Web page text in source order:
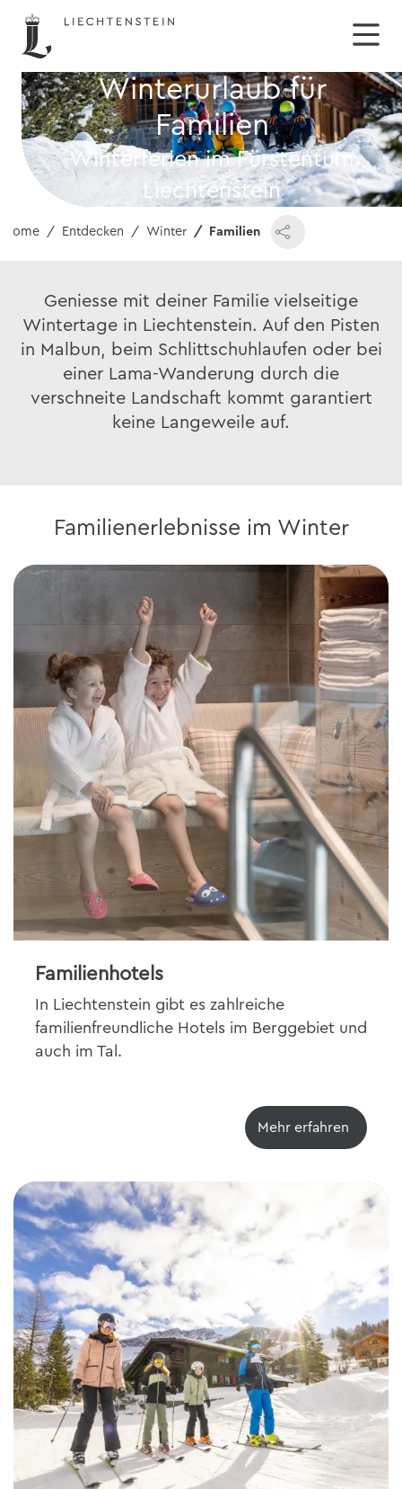
Winterferien im Fürstentum
Liechtenstein
Winterurlaub für
Familien
Home Entdecken Winter Familien
Geniesse mit deiner Familie vielseitige
Wintertage in Liechtenstein. Auf den Pisten
in Malbun, beim Schlittschuhlaufen oder bei
einer Lama-Wanderung durch die
verschneite Landschaft kommt garantiert
keine Langeweile auf.
Familienerlebnisse im Winter
Familienhotels
In Liechtenstein gibt es zahlreiche
familienfreundliche Hotels im Berggebiet und
auch im Tal.
Mehr erfahren